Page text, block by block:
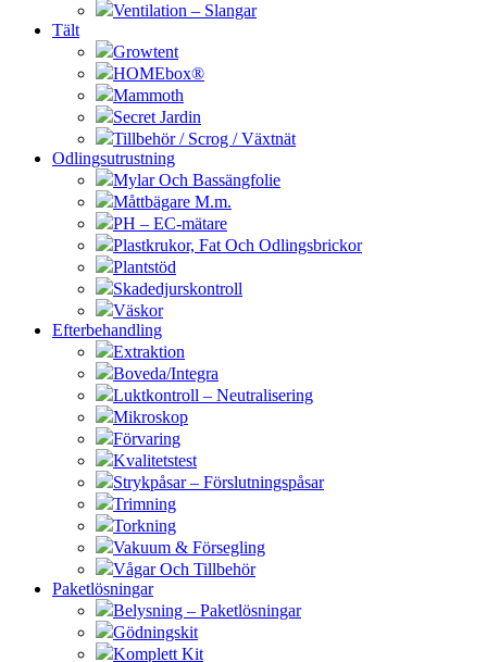
Ventilation – Slangar
Tält
Growtent
HOMEbox®
Mammoth
Secret Jardin
Tillbehör / Scrog / Växtnät
Odlingsutrustning
Mylar Och Bassängfolie
Måttbägare M.m.
PH – EC-mätare
Plastkrukor, Fat Och Odlingsbrickor
Plantstöd
Skadedjurskontroll
Väskor
Efterbehandling
Extraktion
Boveda/Integra
Luktkontroll – Neutralisering
Mikroskop
Förvaring
Kvalitetstest
Strykpåsar – Förslutningspåsar
Trimning
Torkning
Vakuum & Försegling
Vågar Och Tillbehör
Paketlösningar
Belysning – Paketlösningar
Gödningskit
Komplett Kit